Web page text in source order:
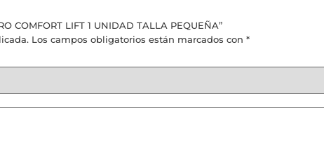
COMFORT LIFT 1 UNIDAD TALLA PEQUEÑA”
Los campos obligatorios están marcados con *